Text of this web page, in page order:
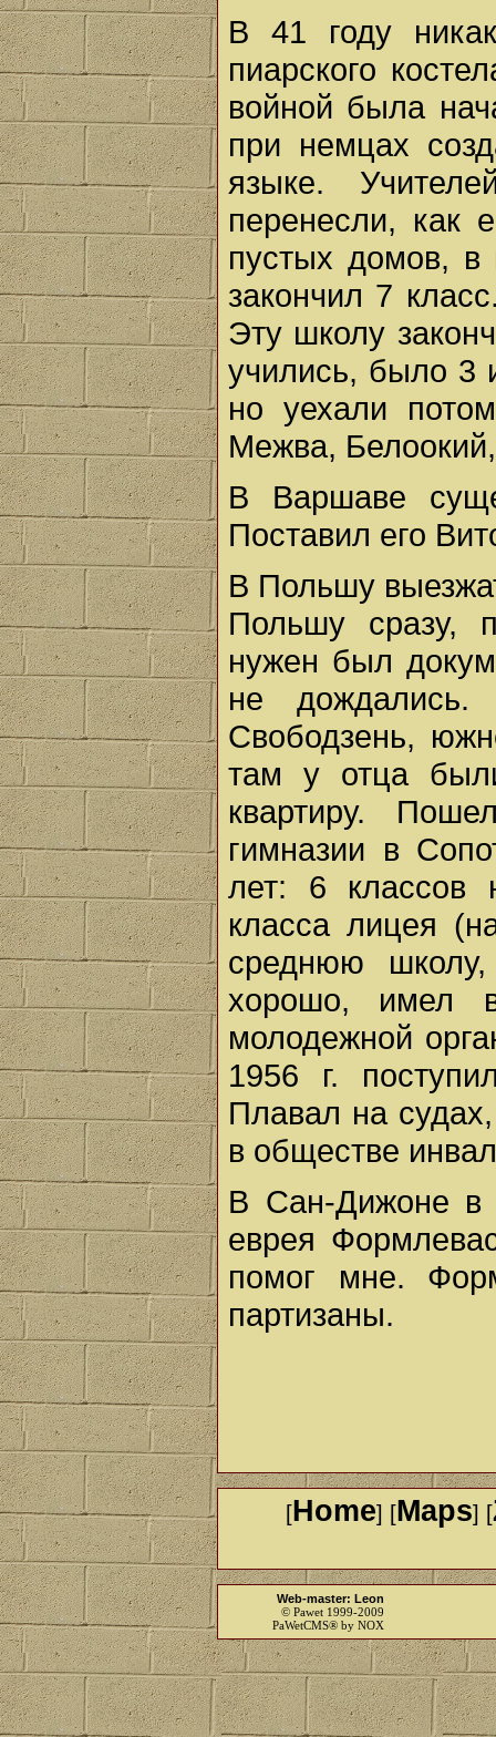
В 41 году
пиарского
войной была
при немцах
языке.
перенесли, как
пустых домов, в
закончил 7
Эту школу
учились, было 3
но уехали
Межва, Белоокий,
В Варшаве
Поставил его
В Польшу
Польшу сразу,
нужен был
не
Свободзень,
там у отца
квартиру.
гимназии в
лет: 6 классов
класса лицея
среднюю
хорошо, имел
молодежной
1956 г.
Плавал на
в обществе
В Сан-Дижоне в
еврея
помог мне.
партизаны.
[Home] [Maps] [
Web-master: Leon
© Pawet 1999-2009
PaWetCMS® by NOX